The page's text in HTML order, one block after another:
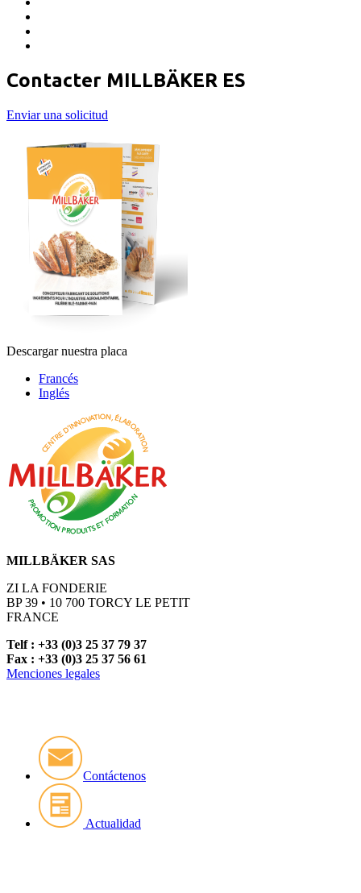
Contacter MILLBÄKER ES
Enviar una solicitud
Descargar nuestra placa
Francés
Inglés
MILLBÄKER SAS
ZI LA FONDERIE
BP 39 • 10 700 TORCY LE PETIT
FRANCE
Telf : +33 (0)3 25 37 79 37
Fax : +33 (0)3 25 37 56 61
Menciones legales
Contáctenos
Actualidad